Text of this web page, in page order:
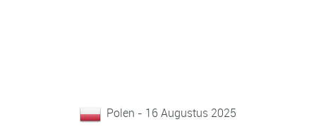
Polen - 16 Augustus 2025